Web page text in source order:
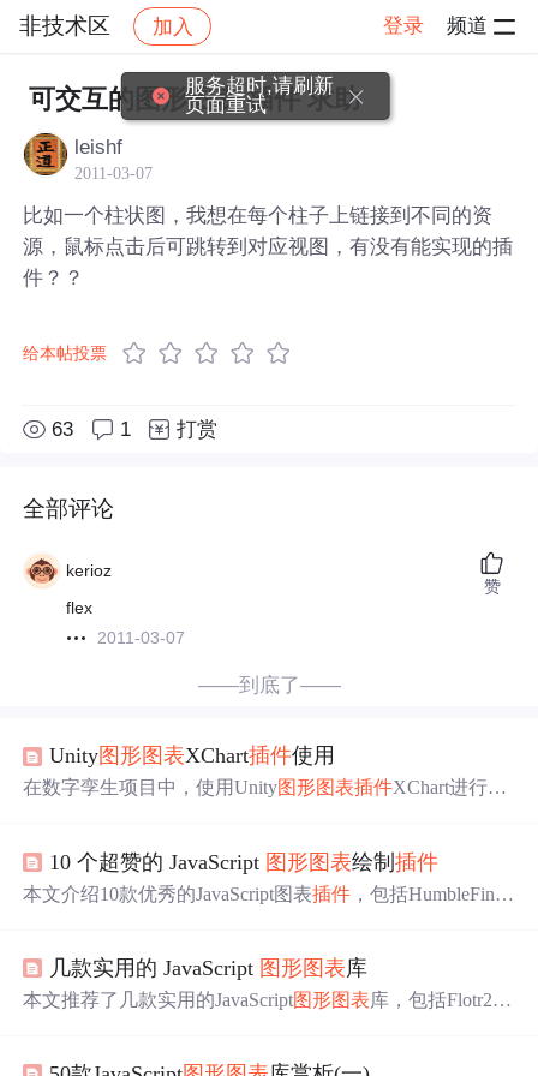
非技术区 加入 登录 频道
社区 非技术区 帖子详情
可交互的图形图表 插件 求助
leishf
2011-03-07
比如一个柱状图，我想在每个柱子上链接到不同的资
源，鼠标点击后可跳转到对应视图，有没有能实现的插
件？？
给本帖投票
63 1 打赏
全部评论
kerioz
flex
2011-03-07
赞
——到底了——
Unity图形图表XChart插件使用
在数字孪生项目中，使用Unity图形图表插件XChart进行数
实际应用中，可以调整材质和Shader以达到理想效果。
10 个超赞的 JavaScript 图形图表绘制插件
本文介绍10款优秀的JavaScript图表插件 ，包括HumbleFinan
几款实用的 JavaScript 图形图表库
本文推荐了几款实用的JavaScript图形图表库，包括Flotr2、
服务超时,请刷新
页面重试